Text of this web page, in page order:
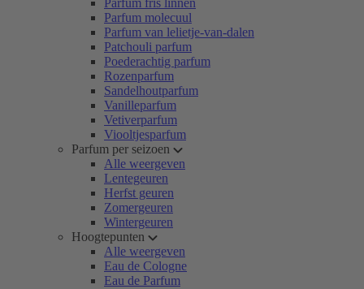
Parfum fris linnen
Parfum molecuul
Parfum van lelietje-van-dalen
Patchouli parfum
Poederachtig parfum
Rozenparfum
Sandelhoutparfum
Vanilleparfum
Vetiverparfum
Viooltjesparfum
Parfum per seizoen
Alle weergeven
Lentegeuren
Herfst geuren
Zomergeuren
Wintergeuren
Hoogtepunten
Alle weergeven
Eau de Cologne
Eau de Parfum